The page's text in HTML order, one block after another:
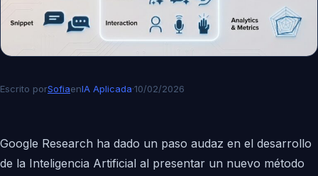
Escrito porSofiaenIA Aplicada·10/02/2026
Google Research ha dado un paso audaz en el desarrollo
de la Inteligencia Artificial al presentar un nuevo método